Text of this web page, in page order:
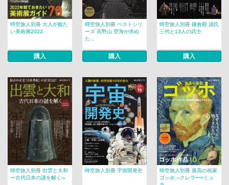
時空旅人別冊 大人が観た
い美術展2022
購入
時空旅人別冊 ベストシリ
ーズ 高野山 空海が求め
た...
購入
時空旅人別冊 鎌倉殿 源氏
三代と13人の武士
購入
時空旅人別冊 出雲と大和
ー古代日本の謎を解く─
時空旅人別冊 宇宙開発史
時空旅人別冊 孤高の画家
ゴッホ ─クレラー=ミュ